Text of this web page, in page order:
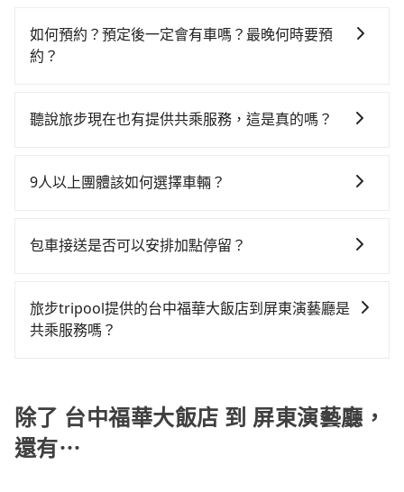
車，搭上小黃後約花52分鐘、車費600元後，抵達屏東
演藝廳 (屏東縣屏東市) 的目的地。全程加上轉車時間共2
看乘客是外地人便漫天喊價或恣意繞路。但如果全程使
人至少額外負擔160元車資，而且更會額外浪費14分鐘
最多可再節省50%的交通費用。
$115~205承租小轎車，每公里再額外加收$3.2，從台中
福華大飯店到屏東演藝廳的花費預估為
時40元路邊停車費用預估進去，但額外的汽車保險與可
差的車款，如果人數超過四位，更是沒有較大的七人座
凹的車門仍未被修理，每一次租車都好像在開樂透一
車位，對於急著用車或者要載其他乘客的人來說就有不
小的風險。最後，雖然路邊隨租隨還看似方便，但實際
灣大車隊、Uber、Line Taxi、Yoxi等，如果在路邊攔不
到車，也可考慮打電話至台中福華大飯店附近的計程車
5,200~6,200元間，但如改預約tripool可省高達
其叫車的難度是雙北市的310倍。再加上台中市有些計程
格或服務品質上，tripool都是你從台中福華大飯店到屏
如何預約？預定後一定會有車嗎？最晚何時要預
約？
服務，可直接線上輸入上下車地點或地址，三秒內即可
簡訊以及電子郵件確認信，如此就完成預約了，而司機
議出發前一天中午以前完成預約，越早下訂價格越低
聽說旅步現在也有提供共乘服務，這是真的嗎？
保證出車的共乘服務，不用再擔心人少不成團問題，還
9人以上團體該如何選擇車輛？
9人以上之廂型車，其實屬違法。在現行法律下，營業小
中型巴士或大型遊覽車。非法改裝的車輛，不僅與車輛
行照不符，連司機的駕照都會不符。在路上被警察盤查
與一台小轎車比較划算，如人數超過12位就一定是叫一
台中巴比較方便。但也有例外，比方說有些山區或路段
是禁止大客車通行的，建議在預定時最好先與車行或平
包車接送是否可以安排加點停留？
時設置加點停留，我們會根據您的需求安排路線。
旅步tripool提供的台中福華大飯店到屏東演藝廳是
共乘服務嗎？
了司機以外，從上車到下車期間，都不會再有其他陌生
人出現。如選擇共乘服務，則會依照其他共乘乘客做彈
性調度安排，路線上會盡可能以順路為優先，載客數也
除了 台中福華大飯店 到 屏東演藝廳，
還有⋯